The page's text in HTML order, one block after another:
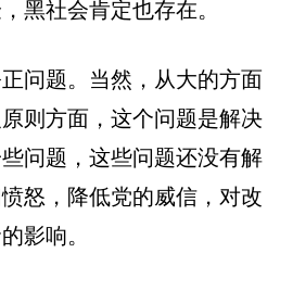
黑社会肯定也存在。
问题。当然，从大的方面
则方面，这个问题是解决
问题，这些问题还没有解
怒，降低党的威信，对改
影响。